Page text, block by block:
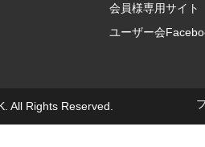
会員様専用サイト
ユーザー会
All Rights Reserved.